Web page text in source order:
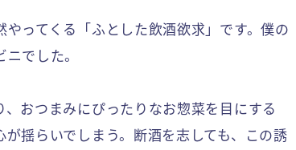
ってくる「ふとした飲酒欲求」です。僕の
でした。
おつまみにぴったりなお惣菜を目にする
揺らいでしまう。断酒を志しても、この誘